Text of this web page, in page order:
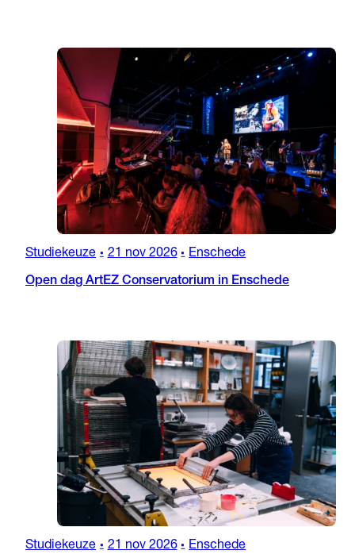
Studiekeuze • 21 nov 2026 • Enschede
Open dag ArtEZ Conservatorium in Enschede
Studiekeuze • 21 nov 2026 • Enschede